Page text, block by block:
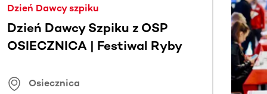
Dzień Dawcy szpiku
Dzień Dawcy Szpiku z OSP
OSIECZNICA | Festiwal Ryby
Osiecznica